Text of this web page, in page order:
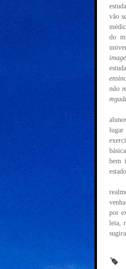
vão
mé
do m
não
lugar
exercí
bá
bem
estado
por
leia,